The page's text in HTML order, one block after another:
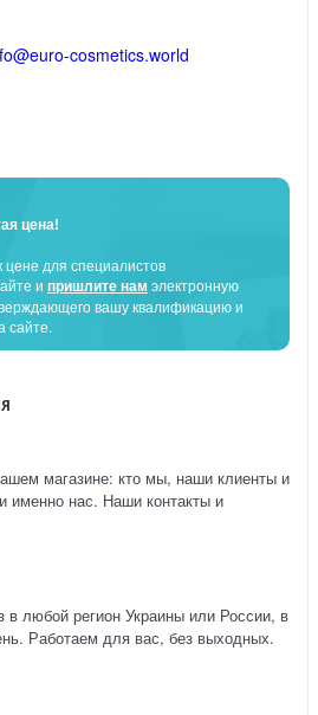
cosmetics.world
цена!
цене для специалистов
и пришлите нам электронную
вашу квалификацию и
сайте.
магазине: кто мы, наши клиенты и
именно нас. Наши контакты и
в любой регион Украины или России, в
Работаем для вас, без выходных.